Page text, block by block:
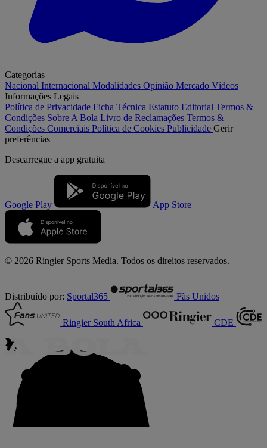
Categorias
Nacional Internacional Modalidades Opinião Mercado Vídeos
Informações Legais
Política de Privacidade Ficha Técnica Estatuto Editorial Termos &
Condições Sobre A Bola Livro de Reclamações Termos &
Condições Comerciais Política de Cookies Publicidade Gerir
preferências
Descarregue a app gratuita
Google Play App Store
© 2026 Ringier Sports Media. Todos os direitos reservados.
Distribuído por: Sportal365 Fãs Unidos
Ringier South Africa CDE